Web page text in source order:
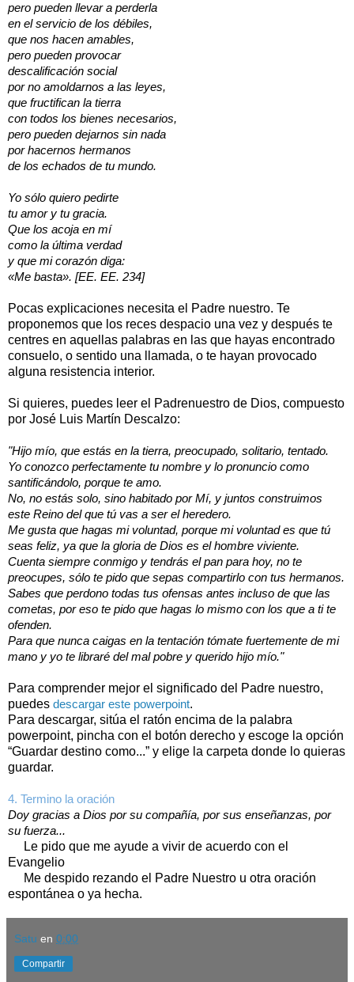
pero pueden llevar a perderla
en el servicio de los débiles,
que nos hacen amables,
pero pueden provocar
descalificación social
por no amoldarnos a las leyes,
que fructifican la tierra
con todos los bienes necesarios,
pero pueden dejarnos sin nada
por hacernos hermanos
de los echados de tu mundo.
Yo sólo quiero pedirte
tu amor y tu gracia.
Que los acoja en mí
como la última verdad
y que mi corazón diga:
«Me basta». [EE. EE. 234]
Pocas explicaciones necesita el Padre nuestro. Te
proponemos que los reces despacio una vez y después te
centres en aquellas palabras en las que hayas encontrado
consuelo, o sentido una llamada, o te hayan provocado
alguna resistencia interior.
Si quieres, puedes leer el Padrenuestro de Dios, compuesto
por José Luis Martín Descalzo:
"Hijo mío, que estás en la tierra, preocupado, solitario, tentado.
Yo conozco perfectamente tu nombre y lo pronuncio como
santificándolo, porque te amo.
No, no estás solo, sino habitado por Mí, y juntos construimos
este Reino del que tú vas a ser el heredero.
Me gusta que hagas mi voluntad, porque mi voluntad es que tú
seas feliz, ya que la gloria de Dios es el hombre viviente.
Cuenta siempre conmigo y tendrás el pan para hoy, no te
preocupes, sólo te pido que sepas compartirlo con tus hermanos.
Sabes que perdono todas tus ofensas antes incluso de que las
cometas, por eso te pido que hagas lo mismo con los que a ti te
ofenden.
Para que nunca caigas en la tentación tómate fuertemente de mi
mano y yo te libraré del mal pobre y querido hijo mío."
Para comprender mejor el significado del Padre nuestro,
puedes descargar este powerpoint.
Para descargar, sitúa el ratón encima de la palabra
powerpoint, pincha con el botón derecho y escoge la opción
“Guardar destino como...” y elige la carpeta donde lo quieras
guardar.
4. Termino la oración
Doy gracias a Dios por su compañía, por sus enseñanzas, por
su fuerza...
Le pido que me ayude a vivir de acuerdo con el
Evangelio
Me despido rezando el Padre Nuestro u otra oración
espontánea o ya hecha.
Satu en 0:00
Compartir